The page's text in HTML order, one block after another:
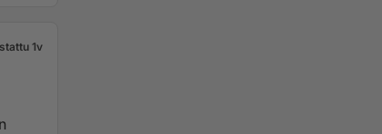
1v